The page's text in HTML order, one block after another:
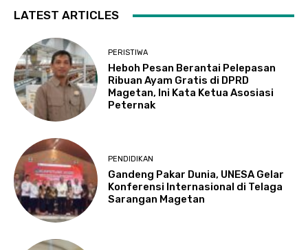
LATEST ARTICLES
PERISTIWA
Heboh Pesan Berantai Pelepasan
Ribuan Ayam Gratis di DPRD
Magetan, Ini Kata Ketua Asosiasi
Peternak
PENDIDIKAN
Gandeng Pakar Dunia, UNESA Gelar
Konferensi Internasional di Telaga
Sarangan Magetan